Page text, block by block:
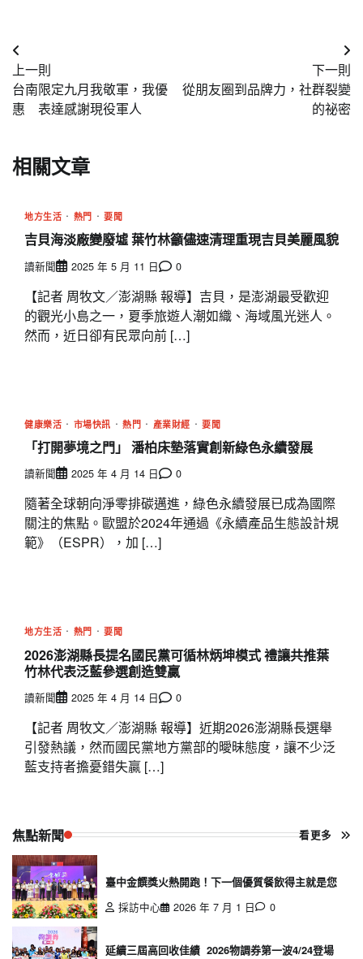
文
章
導
上一則
台南限定九月我敬軍，我優
惠 表達感謝現役軍人
下一則
從朋友圈到品牌力，社群裂變
的祕密
相關文章
地方生活 熱門 要聞
吉貝海淡廠變廢墟 葉竹林籲儘速清理重現吉貝美麗風貌
讀新聞 2025 年 5 月 11 日 0
【記者 周牧文／澎湖縣 報導】吉貝，是澎湖最受歡迎
的觀光小島之一，夏季旅遊人潮如織、海域風光迷人。
然而，近日卻有民眾向前 […]
健康樂活 市場快訊 熱門 產業財經 要聞
「打開夢境之門」 潘柏床墊落實創新綠色永續發展
讀新聞 2025 年 4 月 14 日 0
隨著全球朝向淨零排碳邁進，綠色永續發展已成為國際
關注的焦點。歐盟於2024年通過《永續產品生態設計規
範》（ESPR），加 […]
地方生活 熱門 要聞
2026澎湖縣長提名國民黨可循林炳坤模式 禮讓共推葉
竹林代表泛藍參選創造雙贏
讀新聞 2025 年 4 月 14 日 0
【記者 周牧文／澎湖縣 報導】近期2026澎湖縣長選舉
引發熱議，然而國民黨地方黨部的曖昧態度，讓不少泛
藍支持者擔憂錯失贏 […]
焦點新聞 看更多
臺中金饌獎火熱開跑！下一個優質餐飲得主就是您
採訪中心
2026 年 7 月 1 日 0
延續三屆高回收佳績 2026物調券第一波4/24登場